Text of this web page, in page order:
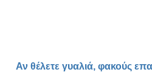
Αν θέλετε γυαλιά, φακούς